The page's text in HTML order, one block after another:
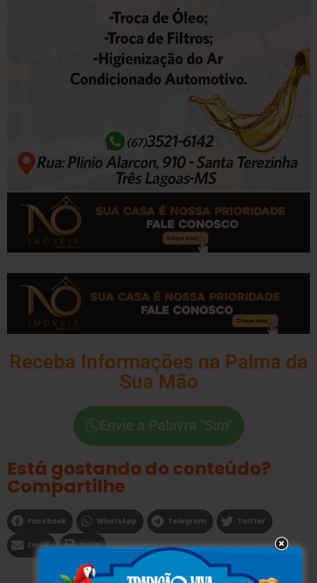
Receba Informações na Palma da
Sua Mão
Envie a Palavra "Sim"
Está gostando do conteúdo?
Compartilhe
Facebook WhatsApp Telegram Twitter
Email Print